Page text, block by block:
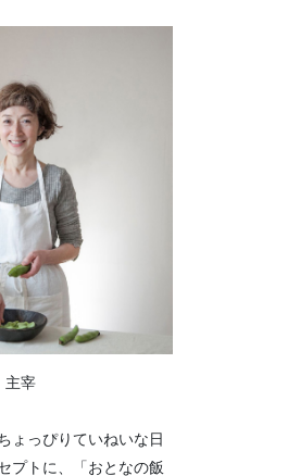
主宰
ょっぴりていねいな日
プトに、「おとなの飯